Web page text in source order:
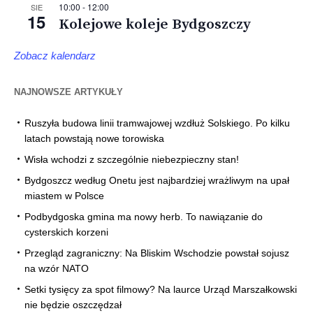
SIE
15
10:00 - 12:00
Kolejowe koleje Bydgoszczy
Zobacz kalendarz
NAJNOWSZE ARTYKUŁY
Ruszyła budowa linii tramwajowej wzdłuż Solskiego. Po kilku
latach powstają nowe torowiska
Wisła wchodzi z szczególnie niebezpieczny stan!
Bydgoszcz według Onetu jest najbardziej wrażliwym na upał
miastem w Polsce
Podbydgoska gmina ma nowy herb. To nawiązanie do
cysterskich korzeni
Przegląd zagraniczny: Na Bliskim Wschodzie powstał sojusz
na wzór NATO
Setki tysięcy za spot filmowy? Na laurce Urząd Marszałkowski
nie będzie oszczędzał